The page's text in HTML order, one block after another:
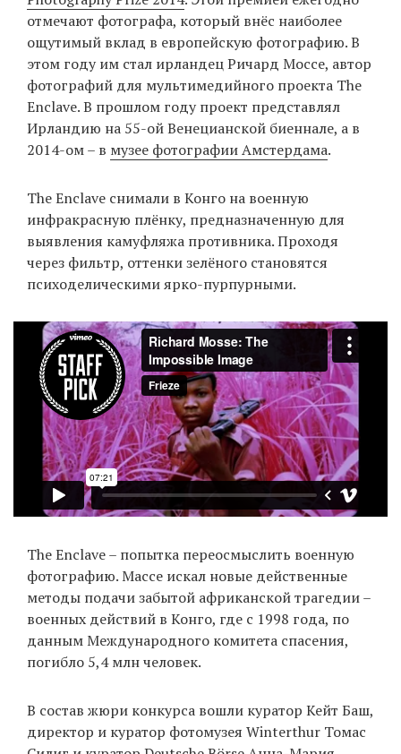
EN
UA
отмечают фотографа, который внёс наиболее
ощутимый вклад в европейскую фотографию. В
этом году им стал ирландец Ричард Моссе, автор
фотографий для мультимедийного проекта The
Enclave. В прошлом году проект представлял
Ирландию на 55-ой Венецианской биеннале, а в
2014-ом – в музее фотографии Амстердама.
The Enclave снимали в Конго на военную
инфракрасную плёнку, предназначенную для
выявления камуфляжа противника. Проходя
через фильтр, оттенки зелёного становятся
психоделическими ярко-пурпурными.
The Enclave – попытка переосмыслить военную
фотографию. Массе искал новые действенные
методы подачи забытой африканской трагедии –
военных действий в Конго, где с 1998 года, по
данным Международного комитета спасения,
погибло 5,4 млн человек.
В состав жюри конкурса вошли куратор Кейт Баш,
директор и куратор фотомузея Winterthur Томас